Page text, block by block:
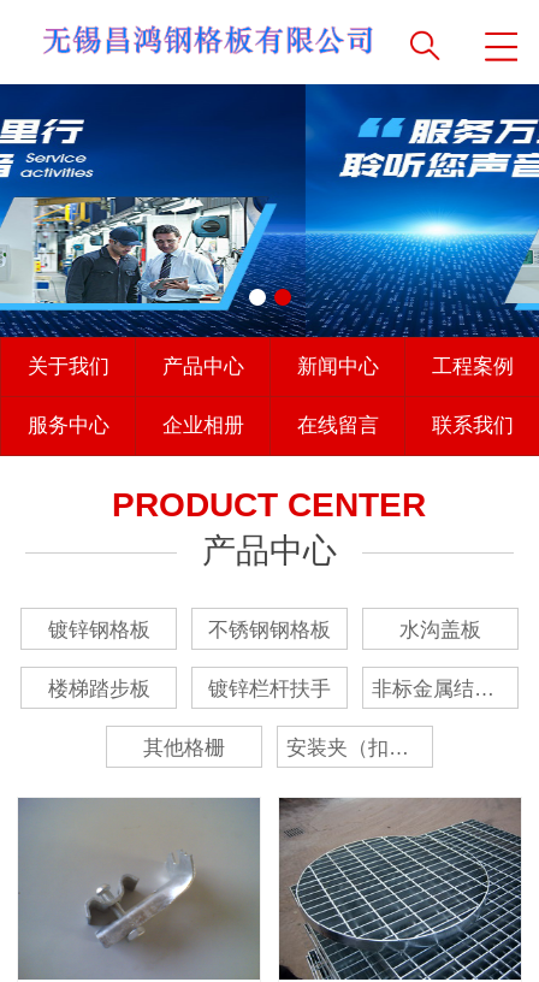
关于我们 产品中心 新闻中心 工程案例
服务中心 企业相册 在线留言 联系我们
PRODUCT CENTER
产品中心
镀锌钢格板 不锈钢钢格板 水沟盖板
楼梯踏步板 镀锌栏杆扶手 非标金属结构件
其他格栅 安装夹（扣件）